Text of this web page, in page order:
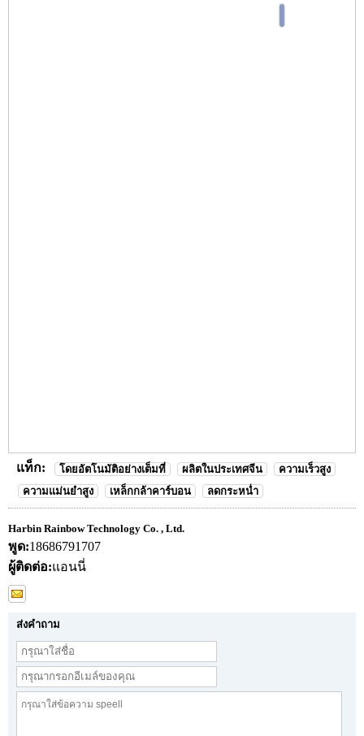
แท็ก: โดยอัตโนมัติอย่างเต็มที่ ผลิตในประเทศจีน
ความเร็วสูง
ความแม่นยำสูง
เหล็กกล้าคาร์บอน ลดกระหน่ำ
Harbin Rainbow Technology Co. , Ltd.
พูด:18686791707
ผู้ติดต่อ:แอนนี่
ส่งคำถาม